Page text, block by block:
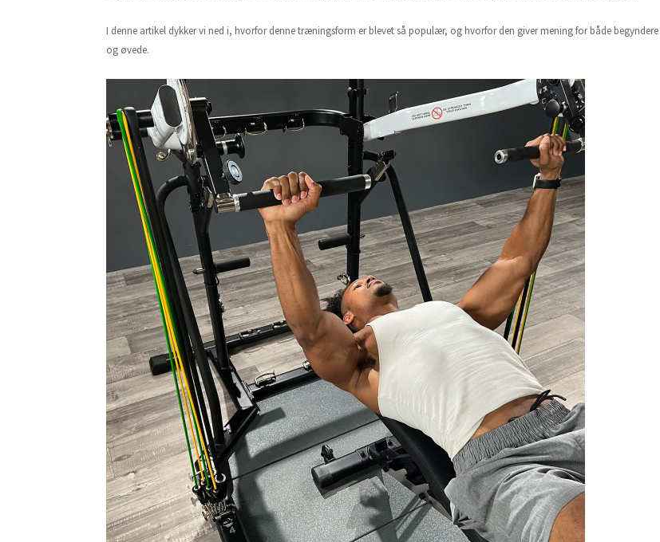
I denne artikel dykker vi ned i, hvorfor denne træningsform er blevet så populær, og hvorfor den giver mening for både begyndere
og øvede.